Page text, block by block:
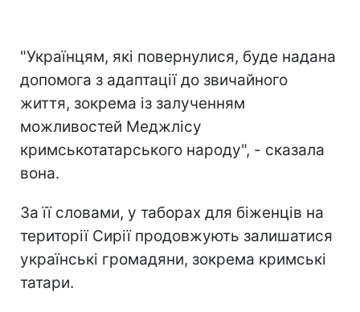
"Українцям, які повернулися, буде надана
допомога з адаптації до звичайного
життя, зокрема із залученням
можливостей Меджлісу
кримськотатарського народу", - сказала
вона.
За її словами, у таборах для біженців на
території Сирії продовжують залишатися
українські громадяни, зокрема кримські
татари.